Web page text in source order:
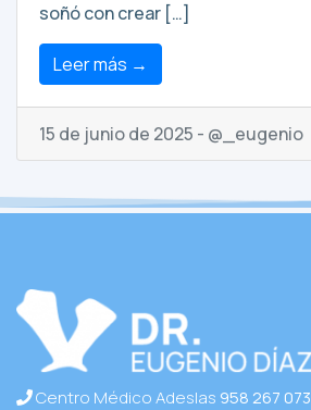
soñó con crear […]
Leer más →
15 de junio de 2025 - @_eugenio
Centro Médico Adeslas 958 267 073